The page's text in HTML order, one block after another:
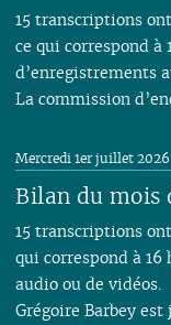
15 transcriptions
ce qui correspond à
d’enregistrements
La commission
Bilan du mois
Mercredi 1er juillet 2026
15 transcriptions
qui correspond à
audio ou de vidéos.
Grégoire Barbey